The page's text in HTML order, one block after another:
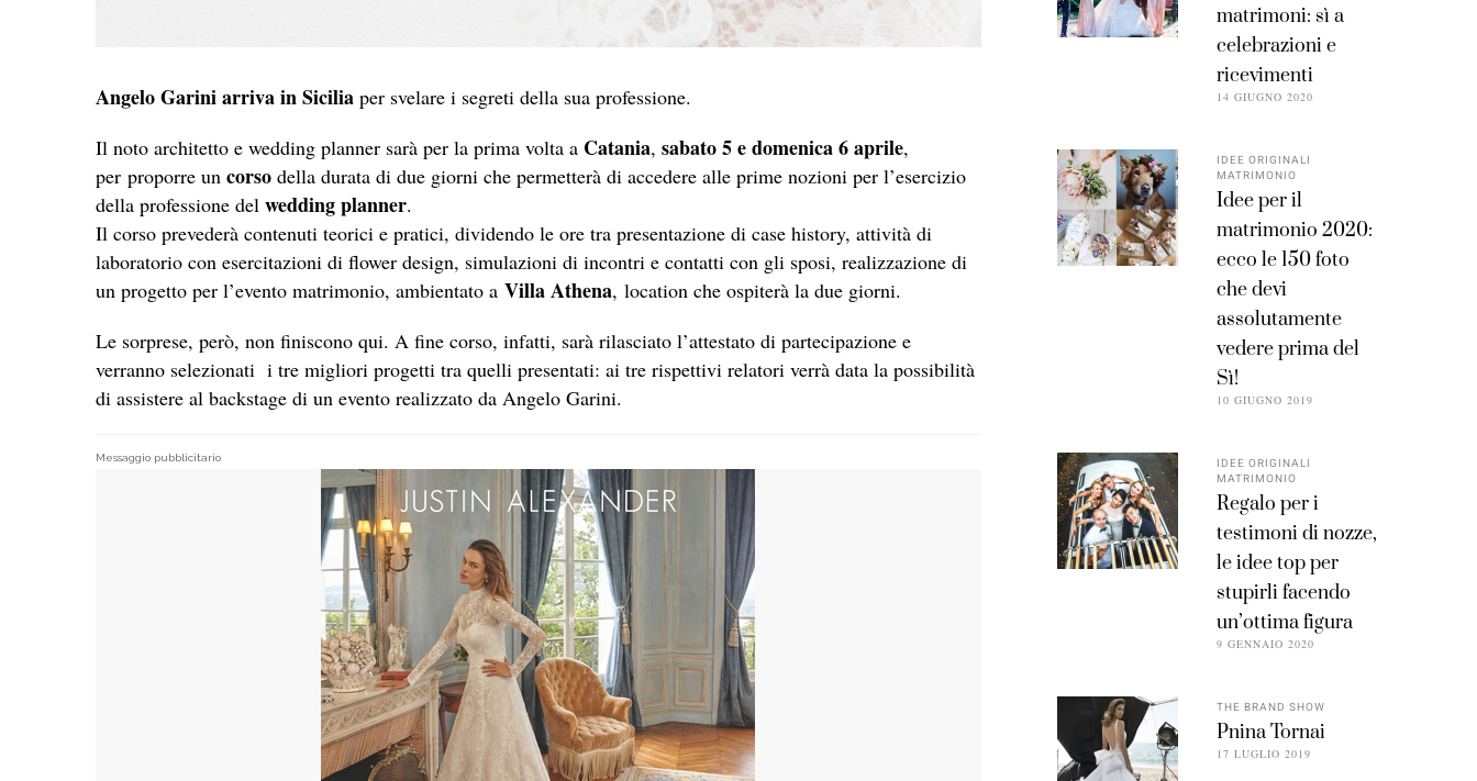
Angelo Garini arriva in Sicilia per svelare i segreti della sua professione.
Il noto architetto e wedding planner sarà per la prima volta a Catania, sabato 5 e domenica 6 aprile,
per proporre un corso della durata di due giorni che permetterà di accedere alle prime nozioni per l’esercizio
della professione del wedding planner.
Il corso prevederà contenuti teorici e pratici, dividendo le ore tra presentazione di case history, attività di
laboratorio con esercitazioni di flower design, simulazioni di incontri e contatti con gli sposi, realizzazione di
un progetto per l’evento matrimonio, ambientato a Villa Athena, location che ospiterà la due giorni.
Le sorprese, però, non finiscono qui. A fine corso, infatti, sarà rilasciato l’attestato di partecipazione e
verranno selezionati i tre migliori progetti tra quelli presentati: ai tre rispettivi relatori verrà data la possibilità
di assistere al backstage di un evento realizzato da Angelo Garini.
Messaggio pubblicitario
matrimoni: sì a
celebrazioni e
ricevimenti
14 GIUGNO 2020
IDEE ORIGINALI
MATRIMONIO
Idee per il
matrimonio 2020:
ecco le 150 foto
che devi
assolutamente
vedere prima del
Sì!
10 GIUGNO 2019
IDEE ORIGINALI
MATRIMONIO
Regalo per i
testimoni di nozze,
le idee top per
stupirli facendo
un’ottima figura
9 GENNAIO 2020
THE BRAND SHOW
Pnina Tornai
17 LUGLIO 2019